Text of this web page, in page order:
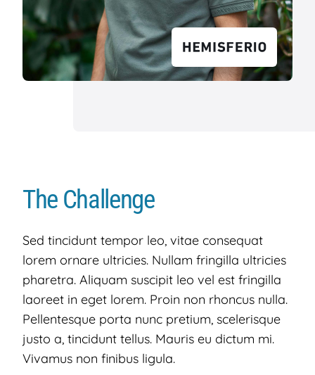
The Challenge
Sed tincidunt tempor leo, vitae consequat
lorem ornare ultricies. Nullam fringilla ultricies
pharetra. Aliquam suscipit leo vel est fringilla
laoreet in eget lorem. Proin non rhoncus nulla.
Pellentesque porta nunc pretium, scelerisque
justo a, tincidunt tellus. Mauris eu dictum mi.
Vivamus non finibus ligula.